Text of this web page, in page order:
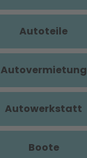
Autoteile
Autovermietung
Autowerkstatt
Boote